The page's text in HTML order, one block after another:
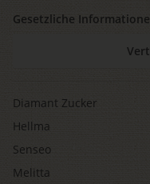
Gesetzliche
Diamant Zucker
Hellma
Senseo
Melitta